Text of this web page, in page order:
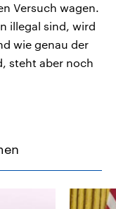
Versuch wagen.
illegal sind, wird
wie genau der
steht aber noch